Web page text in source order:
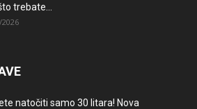
trebate...
natočiti samo 30 litara! Nova